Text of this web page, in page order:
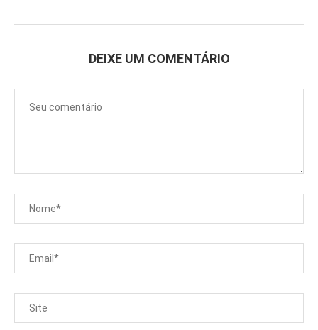
DEIXE UM COMENTÁRIO